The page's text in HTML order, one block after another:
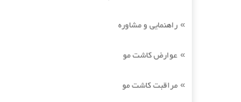
» راهنمایی و مشاوره
» عوارض کاشت مو
» مراقبت کاشت مو